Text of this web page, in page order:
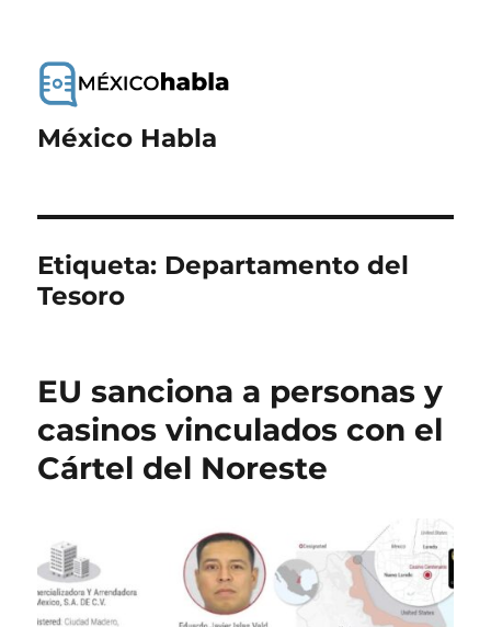
México Habla
Etiqueta: Departamento del
Tesoro
EU sanciona a personas y
casinos vinculados con el
Cártel del Noreste